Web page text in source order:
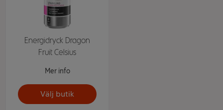
Energidryck Dragon
Fruit Celsius
Mer info
Välj butik